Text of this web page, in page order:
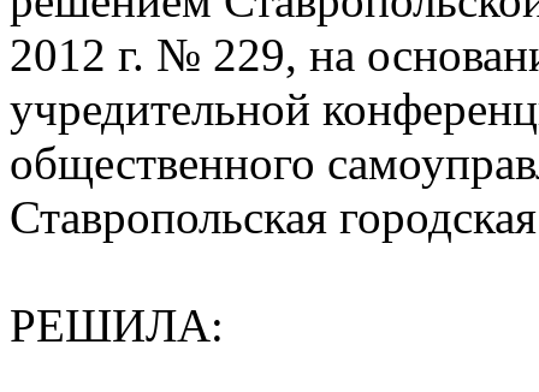
2012 г. № 229, на
учредительной
общественного
Ставропольская
РЕШИЛА: